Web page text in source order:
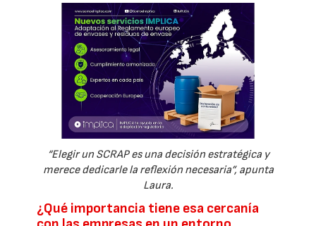
“Elegir un SCRAP es una decisión estratégica y
merece dedicarle la reflexión necesaria”, apunta
Laura.
¿Qué importancia tiene esa cercanía